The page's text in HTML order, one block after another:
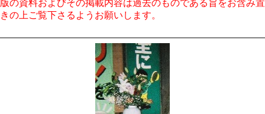
版の資料およびその掲載内容は過去のものである旨をお含み置
きの上ご覧下さるようお願いします。